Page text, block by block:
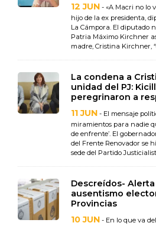
12 JUN - «A Macri no lo
hijo de la ex presidenta,
La Cámpora. El diputado
Patria Máximo Kirchner
madre, Cristina Kirchner,
La condena a
unidad del PJ:
peregrinaron a
11 JUN - El mensaje
miramientos para nadie
de enfrente’. El
del Frente Renovador se
sede del Partido
Descreídos- Alerta
ausentismo
Provincias
10 JUN - En lo que va